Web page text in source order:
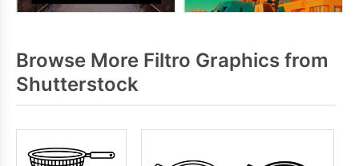
Browse More Filtro Graphics from
Shutterstock